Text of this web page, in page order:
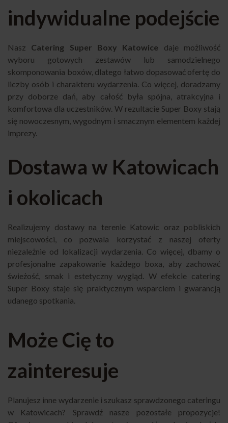
indywidualne podejście
Nasz Catering Super Boxy Katowice daje możliwość
wyboru gotowych zestawów lub samodzielnego
skomponowania boxów, dlatego łatwo dopasować ofertę do
liczby osób i charakteru wydarzenia. Co więcej, doradzamy
przy doborze dań, aby całość była spójna, atrakcyjna i
komfortowa dla uczestników. W rezultacie Super Boxy stają
się nowoczesnym, wygodnym i smacznym elementem każdej
imprezy.
Dostawa w Katowicach
i okolicach
Realizujemy dostawy na terenie Katowic oraz pobliskich
miejscowości, co pozwala korzystać z naszej oferty
niezależnie od lokalizacji wydarzenia. Co więcej, dbamy o
profesjonalne zapakowanie każdego boxa, aby zachować
świeżość, smak i estetyczny wygląd. W efekcie catering
Super Boxy staje się praktycznym wsparciem i gwarancją
udanego spotkania.
Może Cię to
zainteresuje
Planujesz inne wydarzenie i szukasz sprawdzonego cateringu
w Katowicach? Sprawdź nasze pozostałe propozycje!